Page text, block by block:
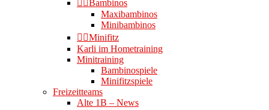
👉🏻Bambinos
Maxibambinos
Minibambinos
👉🏻Minifitz
Karli im Hometraining
Minitraining
Bambinospiele
Minifitzspiele
Freizeitteams
Alte 1B – News